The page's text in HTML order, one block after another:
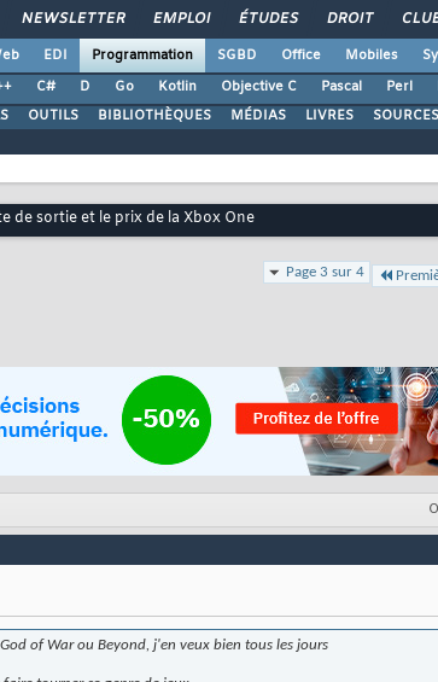
NEWSLETTER EMPLOI ÉTUDES DROIT
EDI Programmation SGBD Office Mobiles
C# D Go Kotlin Objective C Pascal Perl
OUTILS BIBLIOTHÈQUES MÉDIAS LIVRES SOURCES
de sortie et le prix de la Xbox One
Page 3 sur 4
of War ou Beyond, j'en veux bien tous les jours